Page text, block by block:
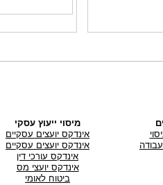
עבודה
מיסוי ייעוץ עסקי
אינדקס יועצים עסקיים
אינדקס יועצים עסקיים
אינדקס עורכי דין
אינדקס יועצי מס
ביטוח לאומי